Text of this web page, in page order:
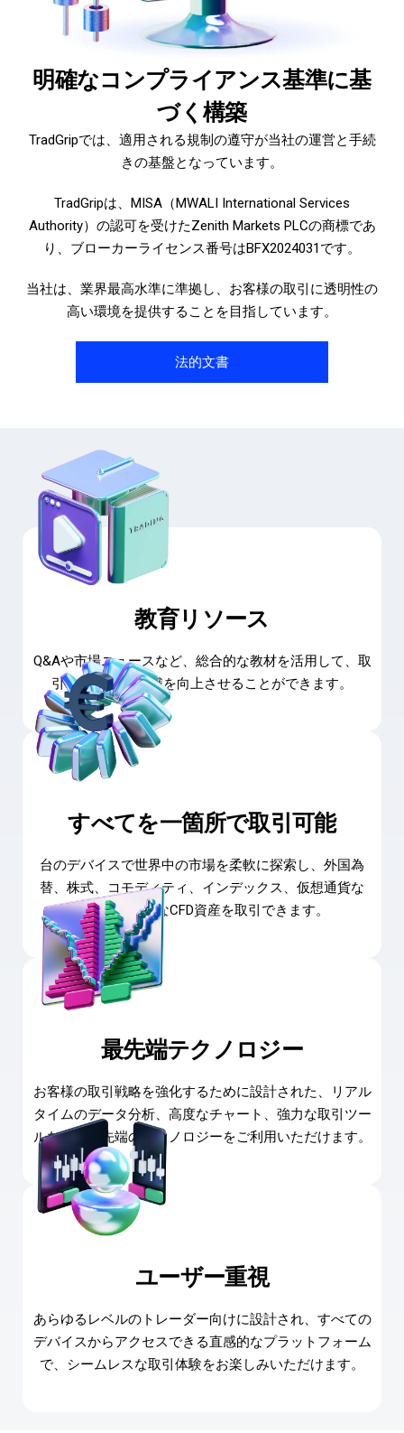
明確なコンプライアンス基準に基
づく構築
TradGripでは、適用される規制の遵守が当社の運営と手続
きの基盤となっています。
TradGripは、MISA（MWALI International Services
Authority）の認可を受けたZenith Markets PLCの商標であ
り、ブローカーライセンス番号はBFX2024031です。
当社は、業界最高水準に準拠し、お客様の取引に透明性の
高い環境を提供することを目指しています。
法的文書
教育リソース
Q&Aや市場ニュースなど、総合的な教材を活用して、取
引のスキルや 知識を向上させることができます。
すべてを一箇所で取引可能
台のデバイスで世界中の市場を柔軟に探索し、外国為
替、株式、コモディティ、インデックス、仮想通貨な
ど、さまざまなCFD資産を取引できます。
最先端テクノロジー
お客様の取引戦略を強化するために設計された、リアル
タイムのデータ分析、高度なチャート、強力な取引ツー
ルなど、最先端のテクノロジーをご利用いただけます。
ユーザー重視
あらゆるレベルのトレーダー向けに設計され、すべての
デバイスからアクセスできる直感的なプラットフォーム
で、シームレスな取引体験をお楽しみいただけます。